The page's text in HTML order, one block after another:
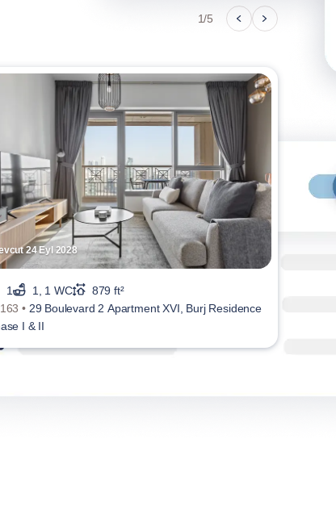
1/5
24 Eyl 2028
1 1, 1 WC
879 ft²
• 29 Boulevard 2 Apartment XVI, Burj Residence
I & II